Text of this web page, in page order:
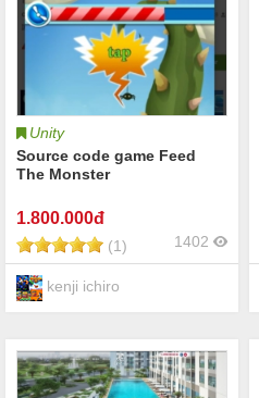
Unity
Source code game Feed
The Monster
1.800.000đ
(1) 1402
kenji ichiro